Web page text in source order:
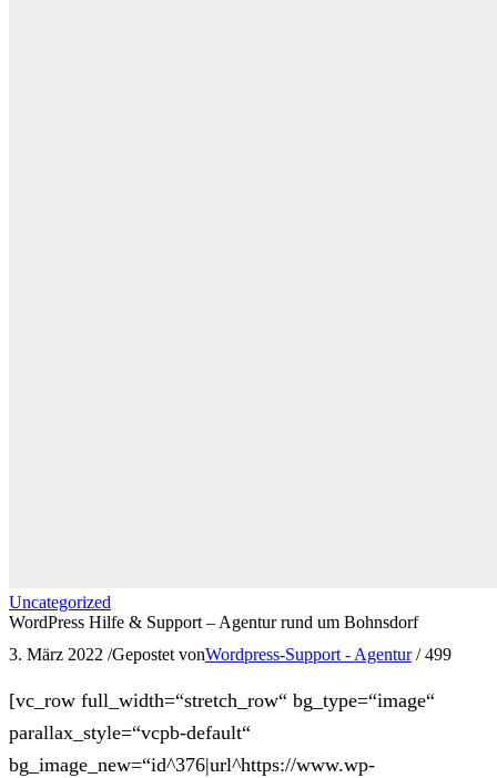
Uncategorized
WordPress Hilfe & Support – Agentur rund um Bohnsdorf
3. März 2022 /Gepostet vonWordpress-Support - Agentur / 499
[vc_row full_width=“stretch_row“ bg_type=“image“
parallax_style=“vcpb-default“
bg_image_new=“id^376|url^https://www.wp-